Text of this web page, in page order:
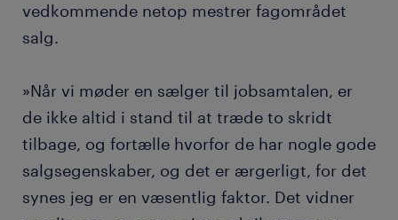
vedkommende netop mestrer fagområdet
salg.
»Når vi møder en sælger til jobsamtalen, er
de ikke altid i stand til at træde to skridt
tilbage, og fortælle hvorfor de har nogle gode
salgsegenskaber, og det er ærgerligt, for det
synes jeg er en væsentlig faktor. Det vidner